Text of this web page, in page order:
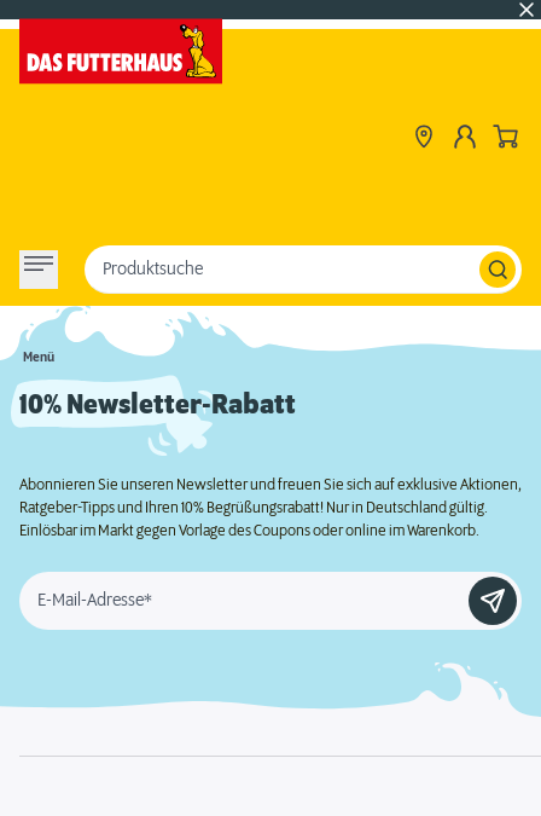
Menü
Produktsuche
10% Newsletter-Rabatt
Abonnieren Sie unseren Newsletter und freuen Sie sich auf exklusive Aktionen,
Ratgeber-Tipps und Ihren 10% Begrüßungsrabatt! Nur in Deutschland gültig.
Einlösbar im Markt gegen Vorlage des Coupons oder online im Warenkorb.
E-Mail-Adresse*